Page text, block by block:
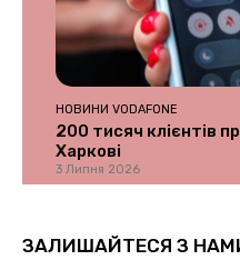
НОВИНИ VODAFONE
200 тисяч клієнтів
Харкові
3 Липня 2026
ЗАЛИШАЙТЕСЯ З